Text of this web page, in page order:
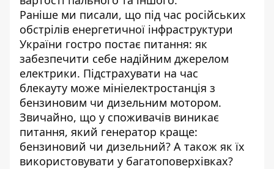
Раніше ми писали, що під час російських
обстрілів енергетичної інфраструктури
України гостро постає питання: як
забезпечити себе надійним джерелом
електрики. Підстрахувати на час
блекауту може мініелектростанція з
бензиновим чи дизельним мотором.
Звичайно, що у споживачів виникає
питання, який генератор краще:
бензиновий чи дизельний? А також як їх
використовувати у багатоповерхівках?